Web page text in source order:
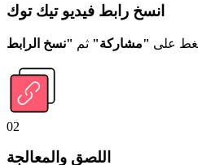
انسخ رابط فيديو تيك توك
على "مشاركة" ثم
02
اللصق والمعالجة